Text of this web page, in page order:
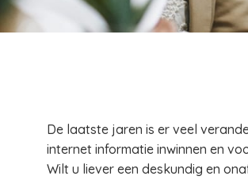
De laatste jaren is er veel
internet informatie inwinnen en
Wilt u liever een deskundig en